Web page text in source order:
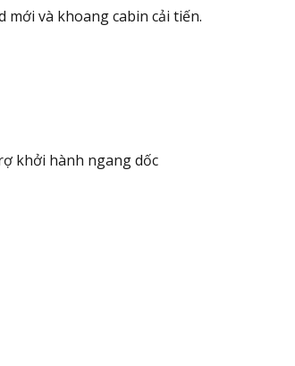
mới và khoang cabin cải tiến.
khởi hành ngang dốc